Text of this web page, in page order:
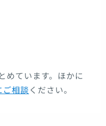
めています。ほかに
相談 ください。